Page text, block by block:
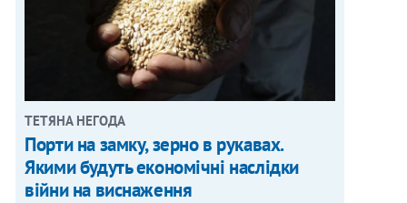
ТЕТЯНА НЕГОДА
Порти на замку, зерно в рукавах.
Якими будуть економічні наслідки
війни на виснаження